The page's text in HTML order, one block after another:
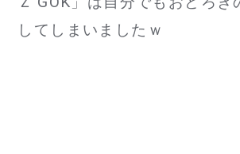
してしまいましたｗ